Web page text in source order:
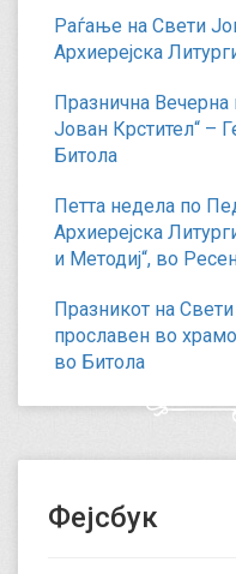
Раѓање на Свети
Архиерејска
Празнична Вечерна
Јован Крстител“ –
Битола
Петта недела по
Архиерејска
и Методиј“, во
Празникот на
прославен во
во Битола
Фејсбук